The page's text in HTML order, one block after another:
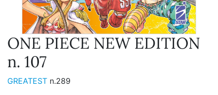
ONE PIECE NEW EDITION
n. 107
GREATEST n.289